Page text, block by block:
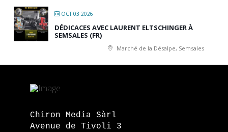
OCT 03 2026
DÉDICACES AVEC LAURENT ELTSCHINGER À
SEMSALES (FR)
Marché de la Désalpe, Semsales
Chiron Media Sàrl
Avenue de Tivoli 3